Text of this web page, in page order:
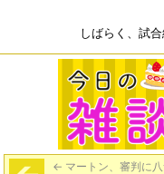
しばらく、試
← マートン、審判に